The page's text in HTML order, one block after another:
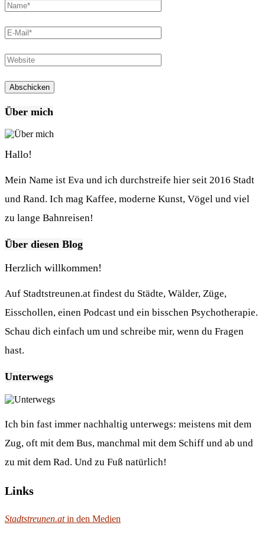
Über mich
Hallo!
Mein Name ist Eva und ich durchstreife hier seit 2016 Stadt
und Rand. Ich mag Kaffee, moderne Kunst, Vögel und viel
zu lange Bahnreisen!
Über diesen Blog
Herzlich willkommen!
Auf Stadtstreunen.at findest du Städte, Wälder, Züge,
Eisschollen, einen Podcast und ein bisschen Psychotherapie.
Schau dich einfach um und schreibe mir, wenn du Fragen
hast.
Unterwegs
Ich bin fast immer nachhaltig unterwegs: meistens mit dem
Zug, oft mit dem Bus, manchmal mit dem Schiff und ab und
zu mit dem Rad. Und zu Fuß natürlich!
Links
Stadtstreunen.atin den Medien